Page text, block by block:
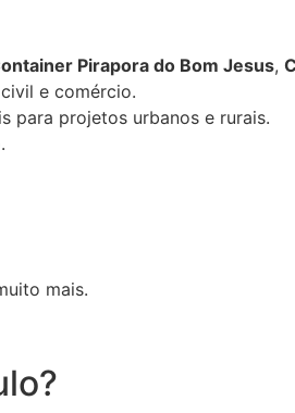
Pirapora do Bom Jesus,
e comércio.
para projetos urbanos e rurais.
mais.